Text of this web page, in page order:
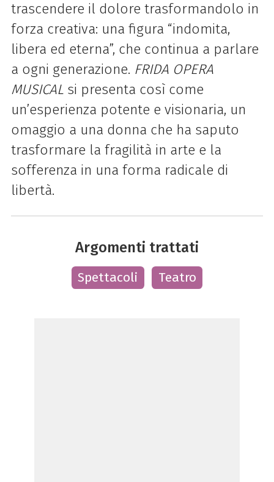
trascendere il dolore trasformandolo in
forza creativa: una figura “indomita,
libera ed eterna”, che continua a parlare
a ogni generazione. FRIDA OPERA
MUSICALsi presenta così come
un’esperienza potente e visionaria, un
omaggio a una donna che ha saputo
trasformare la fragilità in arte e la
sofferenza in una forma radicale di
libertà.
Argomenti trattati
Spettacoli Teatro